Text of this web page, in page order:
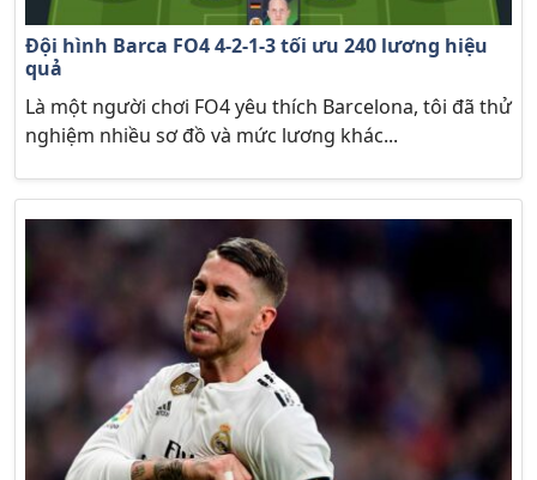
Đội hình Barca FO4 4-2-1-3 tối ưu 240 lương hiệu
quả
Là một người chơi FO4 yêu thích Barcelona, tôi đã thử
nghiệm nhiều sơ đồ và mức lương khác...